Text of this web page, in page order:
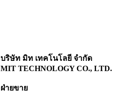
บริษัท มิท เทคโนโลยี จำกัด
MIT TECHNOLOGY CO., LTD.
ฝ่ายขาย